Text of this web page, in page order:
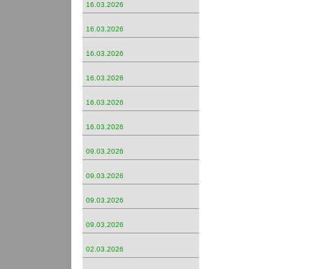
16.03.2026
16.03.2026
16.03.2026
16.03.2026
16.03.2026
16.03.2026
09.03.2026
09.03.2026
09.03.2026
09.03.2026
02.03.2026